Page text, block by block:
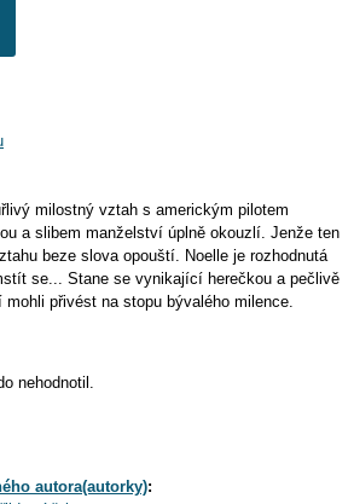
milostný vztah s americkým pilotem
a slibem manželství úplně okouzlí. Jenže ten
beze slova opouští. Noelle je rozhodnutá
se... Stane se vynikající herečkou a pečlivě
přivést na stopu bývalého milence.
nehodnotil.
autora(autorky):